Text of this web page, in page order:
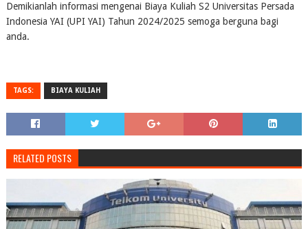
Demikianlah informasi mengenai Biaya Kuliah S2 Universitas Persada
Indonesia YAI (UPI YAI) Tahun 2024/2025 semoga berguna bagi
anda.
TAGS: BIAYA KULIAH
RELATED POSTS